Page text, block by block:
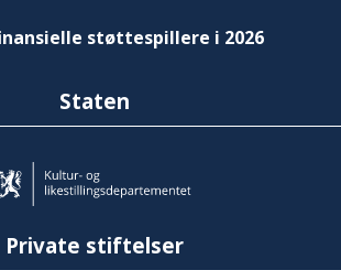
støttespillere i 2026
Staten
Private stiftelser